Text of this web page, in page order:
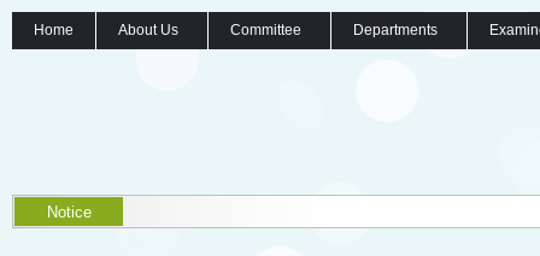
Home About Us Committee Departments
Notice